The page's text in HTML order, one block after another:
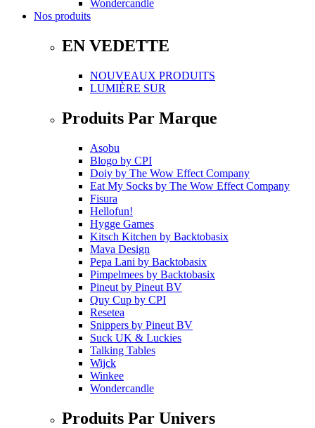
Wondercandle
Nos produits
EN VEDETTE
NOUVEAUX PRODUITS
LUMIÈRE SUR
Produits Par Marque
Asobu
Blogo by CPI
Doiy by The Wow Effect Company
Eat My Socks by The Wow Effect Company
Fisura
Hellofun!
Hygge Games
Kitsch Kitchen by Backtobasix
Mava Design
Pepa Lani by Backtobasix
Pimpelmees by Backtobasix
Pineut by Pineut BV
Quy Cup by CPI
Resetea
Snippers by Pineut BV
Suck UK & Luckies
Talking Tables
Wijck
Winkee
Wondercandle
Produits Par Univers